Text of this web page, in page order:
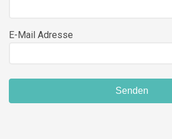
E-Mail Adresse
Senden